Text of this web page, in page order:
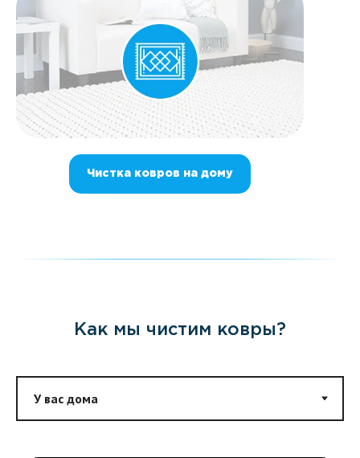
Чистка ковров на дому
Как мы чистим ковры?